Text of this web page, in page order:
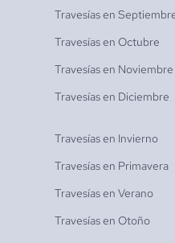
Travesías en
Travesías en Octubre
Travesías en Noviembre
Travesías en Diciembre
Travesías en Invierno
Travesías en Primavera
Travesías en Verano
Travesías en Otoño